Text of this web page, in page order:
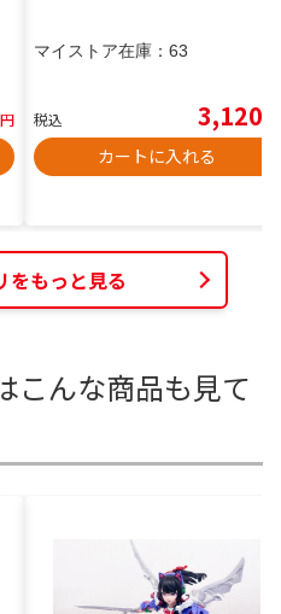
円
マイストア在庫： 63
税込 3,120
カートに入れる
をもっと見る
こんな商品も見て